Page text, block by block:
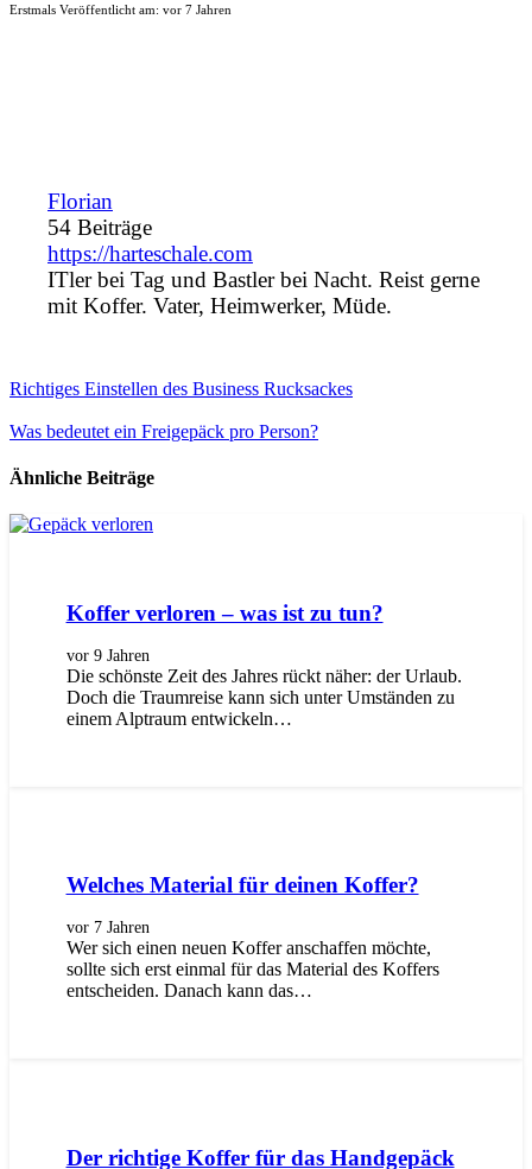
Erstmals Veröffentlicht am: vor 7 Jahren
Florian
54 Beiträge
https://harteschale.com
ITler bei Tag und Bastler bei Nacht. Reist gerne
mit Koffer. Vater, Heimwerker, Müde.
Richtiges Einstellen des Business Rucksackes
Was bedeutet ein Freigepäck pro Person?
Ähnliche Beiträge
Koffer verloren – was ist zu tun?
vor 9 Jahren
Die schönste Zeit des Jahres rückt näher: der Urlaub.
Doch die Traumreise kann sich unter Umständen zu
einem Alptraum entwickeln…
Welches Material für deinen Koffer?
vor 7 Jahren
Wer sich einen neuen Koffer anschaffen möchte,
sollte sich erst einmal für das Material des Koffers
entscheiden. Danach kann das…
Der richtige Koffer für das Handgepäck